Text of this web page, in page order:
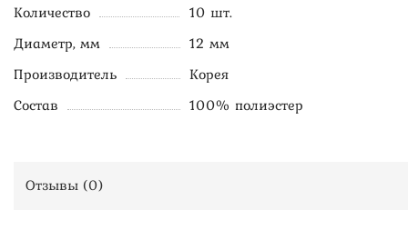
Количество
10 шт.
Диаметр, мм
12 мм
Производитель
Корея
Состав
100% полиэстер
Отзывы (0)